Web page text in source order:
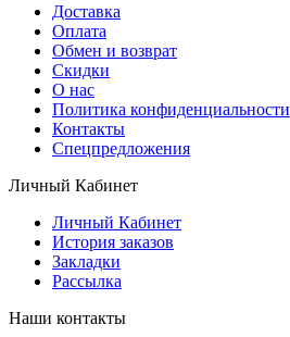
Доставка
Оплата
Обмен и возврат
Скидки
О нас
Политика конфиденциальности
Контакты
Спецпредложения
Личный Кабинет
Личный Кабинет
История заказов
Закладки
Рассылка
Наши контакты